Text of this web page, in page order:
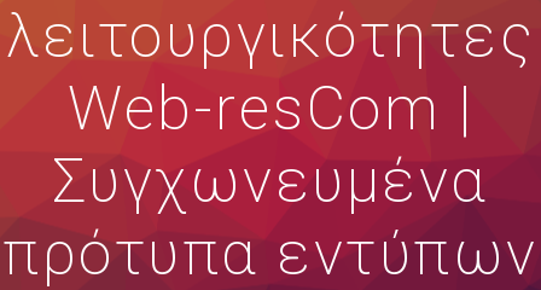
λειτουργικότητες
Web-resCom |
Συγχωνευμένα
πρότυπα εντύπων